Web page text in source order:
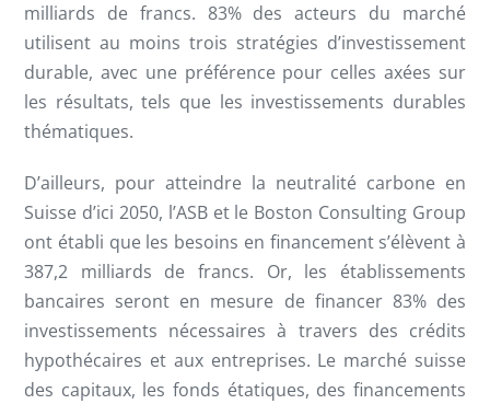
milliards de francs. 83% des acteurs du marché
utilisent au moins trois stratégies d’investissement
durable, avec une préférence pour celles axées sur
les résultats, tels que les investissements durables
thématiques.
D’ailleurs, pour atteindre la neutralité carbone en
Suisse d’ici 2050, l’ASB et le Boston Consulting Group
ont établi que les besoins en financement s’élèvent à
387,2 milliards de francs. Or, les établissements
bancaires seront en mesure de financer 83% des
investissements nécessaires à travers des crédits
hypothécaires et aux entreprises. Le marché suisse
des capitaux, les fonds étatiques, des financements